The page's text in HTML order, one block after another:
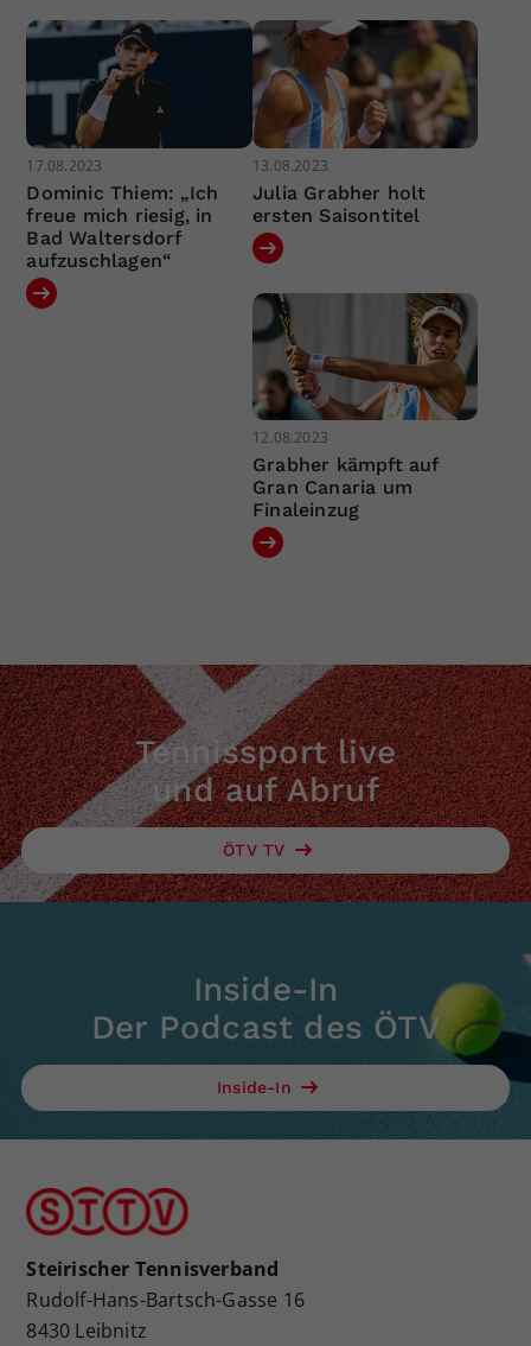
17.08.2023
Dominic Thiem: „Ich
freue mich riesig, in
Bad Waltersdorf
aufzuschlagen“
13.08.2023
Julia Grabher holt
ersten Saisontitel
12.08.2023
Grabher kämpft auf
Gran Canaria um
Finaleinzug
Tennissport live
und auf Abruf
ÖTV TV
Inside-In
Der Podcast des ÖTV
Inside-In
Steirischer Tennisverband
Rudolf-Hans-Bartsch-Gasse 16
8430 Leibnitz